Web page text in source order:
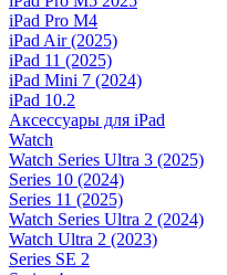
iPad Pro M4
iPad Air (2025)
iPad 11 (2025)
iPad Mini 7 (2024)
iPad 10.2
Аксессуары для iPad
Watch
Watch Series Ultra 3 (2025)
Series 10 (2024)
Series 11 (2025)
Watch Series Ultra 2 (2024)
Watch Ultra 2 (2023)
Series SE 2